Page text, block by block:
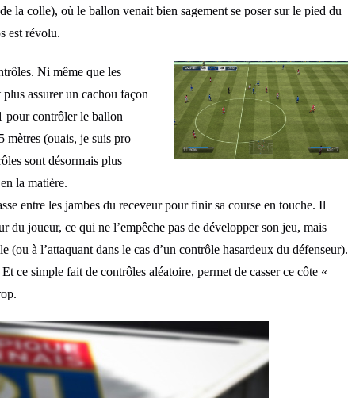
la colle), où le ballon venait bien sagement se poser sur le pied du
est révolu.
Ni même que les
assurer un cachou façon
pour contrôler le ballon
mètres (ouais, je suis pro
sont désormais plus
la matière.
entre les jambes du receveur pour finir sa course en touche. Il
du joueur, ce qui ne l’empêche pas de développer son jeu, mais
(ou à l’attaquant dans le cas d’un contrôle hasardeux du défenseur).
ce simple fait de contrôles aléatoire, permet de casser ce côte «